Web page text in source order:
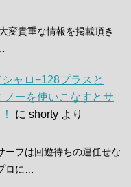
変貴重な情報を掲載頂き
ャロ−128プラスと
ーを使いこなすとサ
に shorty より
ーフは回遊待ちの運任せな
ロに…